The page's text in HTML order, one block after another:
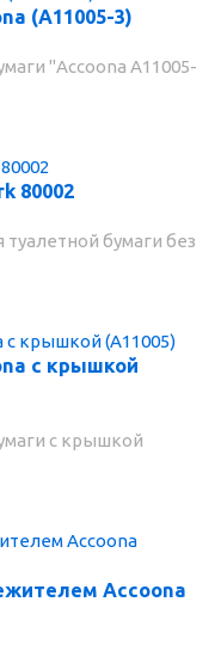
(A11005-3)
"Accoona A11005-
80002
бумаги без
с крышкой
с крышкой
Accoona